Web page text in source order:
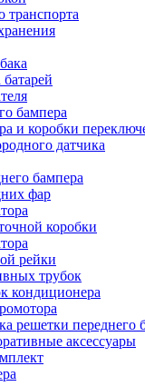
транспорта
бампера
и коробки
датчика
бампера
фар
коробки
рейки
трубок
кондиционера
решетки переднего
аксессуары